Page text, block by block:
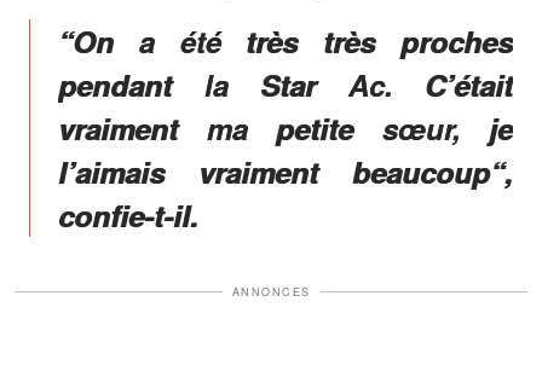
“On a été très très proches
pendant la Star Ac. C’était
vraiment ma petite sœur, je
l’aimais vraiment beaucoup“,
confie-t-il.
ANNONCES